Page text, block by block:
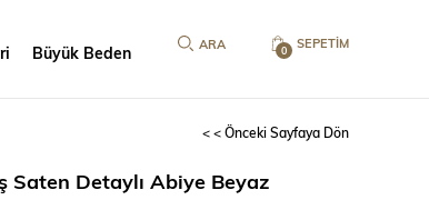
SEPETIM
0
Büyük Beden
< < Önceki Sayfaya Dön
Saten Detaylı Abiye Beyaz